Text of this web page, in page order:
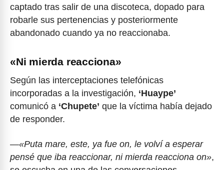
captado tras salir de una discoteca, dopado para
robarle sus pertenencias y posteriormente
abandonado cuando ya no reaccionaba.
«Ni mierda reacciona»
Según las interceptaciones telefónicas
incorporadas a la investigación, ‘Huaype’
comunicó a ‘Chupete’ que la víctima había dejado
de responder.
—«Puta mare, este, ya fue on, le volví a esperar
pensé que iba reaccionar, ni mierda reacciona on»,